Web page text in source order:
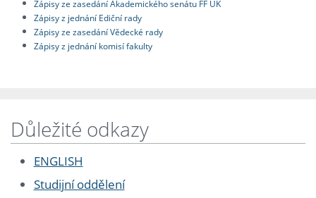
Zápisy ze zasedání Akademického senátu FF UK
Zápisy z jednání Ediční rady
Zápisy ze zasedání Vědecké rady
Zápisy z jednání komisí fakulty
Důležité odkazy
ENGLISH
Studijní oddělení